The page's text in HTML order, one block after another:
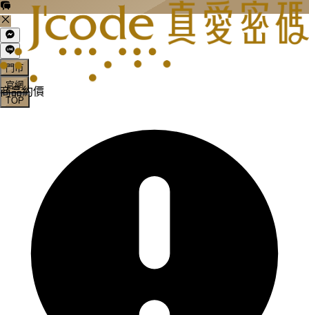
商品約價
門市
官網
TOP